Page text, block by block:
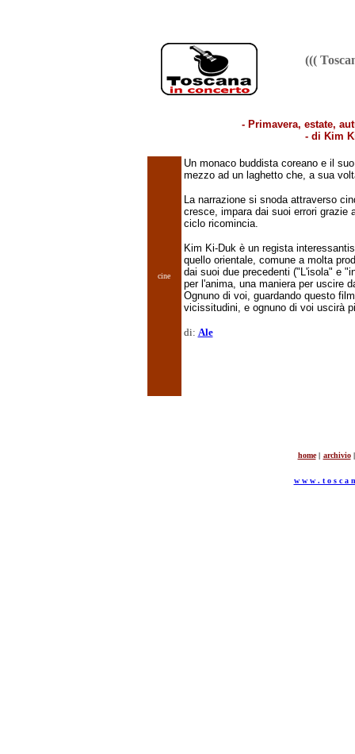
(((
- Primavera, estate,
- di Kim
cine
Un monaco buddista coreano e il
mezzo ad un laghetto che, a sua
La narrazione si snoda attraverso
cresce, impara dai suoi errori grazie
ciclo ricomincia.
Kim Ki-Duk è un regista
quello orientale, comune a molta
dai suoi due precedenti ("L'isola" e
per l'anima, una maniera per uscire
Ognuno di voi, guardando questo
vicissitudini, e ognuno di voi uscirà
di: Ale
home | archivio |
w w w . t o s c a